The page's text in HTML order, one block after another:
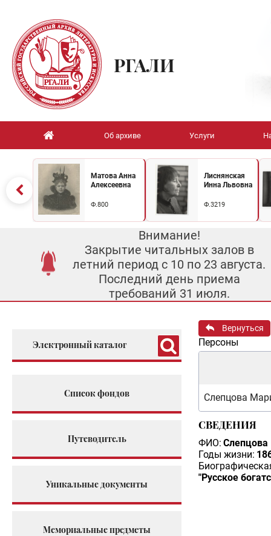
РГАЛИ
Об архиве Услуги
Матова Анна
Алексеевна
Ф.800
Лиснянская
Инна Львовна
Ф.3219
Внимание!
Закрытие читальных залов в
летний период с 10 по 23 августа.
Последний день приема
требований 31 июля.
Электронный каталог
Список фондов
Путеводитель
Уникальные документы
Мемориальные предметы
Вернуться
Персоны
Слепцова
СВЕДЕНИЯ
ФИО:
Годы жизни:
"Русское